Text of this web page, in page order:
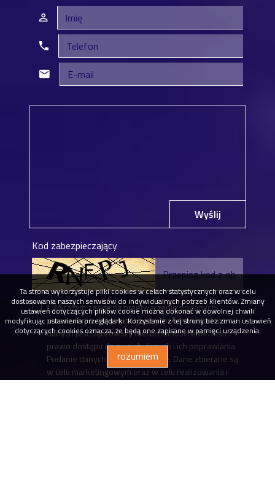
Wyślij
Kod zabezpieczający
* Wyrażam zgodę na przetwarzanie podanych
przeze mnie danych osobowych. Administratorem
danych jest Dąbrowscy Nieruchomości eM4. Mam
prawo dostępu do swoich danych i ich poprawiania.
Podanie danych jest dobrowolne. Dane zbierane są
w celu marketingowym oraz w celu realizowania i
Ta strona wykorzystuje pliki cookies w celach statystycznych oraz w celu
dostosowania naszych serwisów do indywidualnych potrzeb klientów. Zmiany
ustawień dotyczących plików cookie można dokonać w dowolnej chwili
modyfikując ustawienia przeglądarki. Korzystanie z tej strony bez zmian ustawień
dotyczących cookies oznacza, że będą one zapisane w pamięci urządzenia.
rozumiem